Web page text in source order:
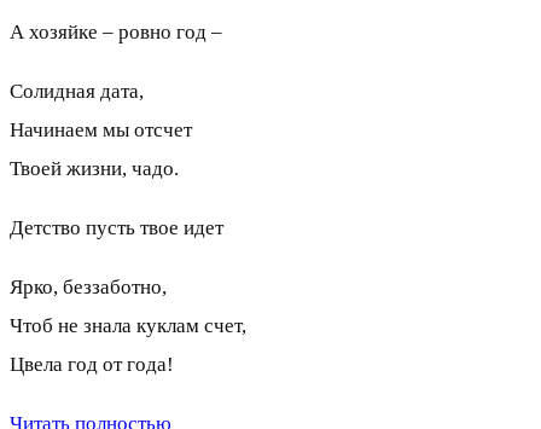
А хозяйке – ровно год –
Солидная дата,
Начинаем мы отсчет
Твоей жизни, чадо.
Детство пусть твое идет
Ярко, беззаботно,
Чтоб не знала куклам счет,
Цвела год от года!
Читать полностью